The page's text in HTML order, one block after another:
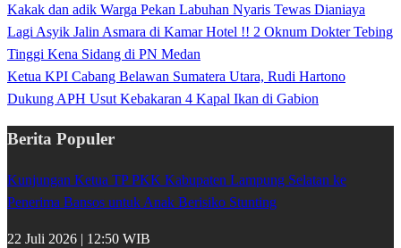
Kakak dan adik Warga Pekan Labuhan Nyaris Tewas Dianiaya
Lagi Asyik Jalin Asmara di Kamar Hotel !! 2 Oknum Dokter Tebing
Tinggi Kena Sidang di PN Medan
Ketua KPI Cabang Belawan Sumatera Utara, Rudi Hartono
Dukung APH Usut Kebakaran 4 Kapal Ikan di Gabion
Berita Populer
Kunjungan Ketua TP PKK Kabupaten Lampung Selatan ke
Penerima Bansos untuk Anak Berisiko Stunting
22 Juli 2026 | 12:50 WIB